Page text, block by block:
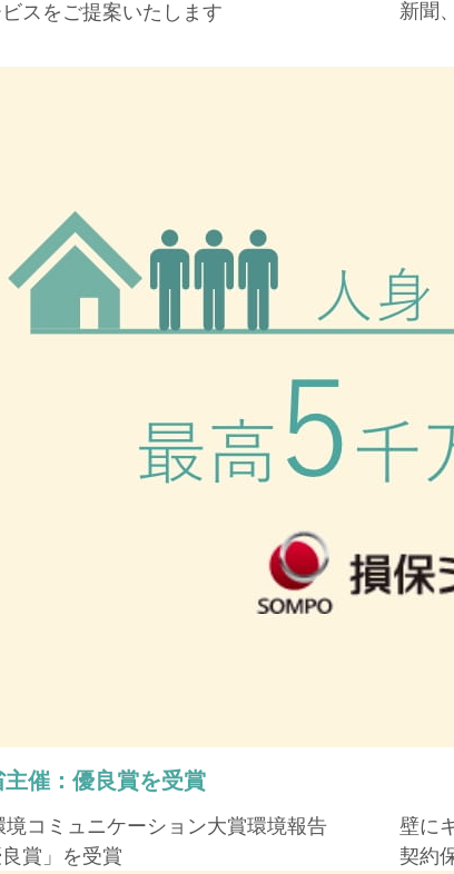
スをご提案いたします
新聞
主催：優良賞を受賞
コミュニケーション大賞環境報告
賞」を受賞
壁に
契約